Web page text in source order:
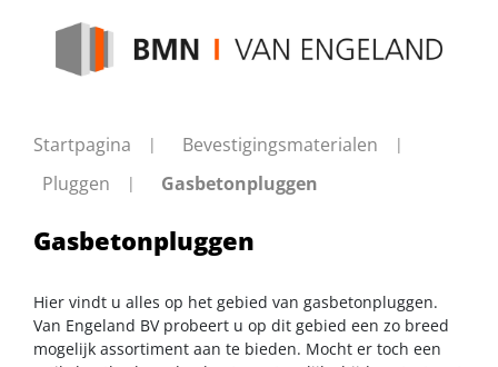
Startpagina
Bevestigingsmaterialen
Pluggen
Gasbetonpluggen
Gasbetonpluggen
Hier vindt u alles op het gebied van gasbetonpluggen.
Van Engeland BV probeert u op dit gebied een zo breed
mogelijk assortiment aan te bieden. Mocht er toch een